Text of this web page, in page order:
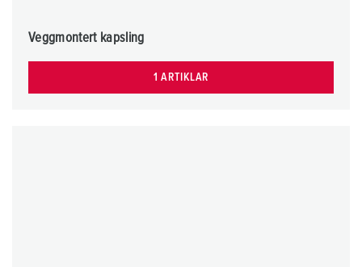
Veggmontert kapsling
1 ARTIKLAR